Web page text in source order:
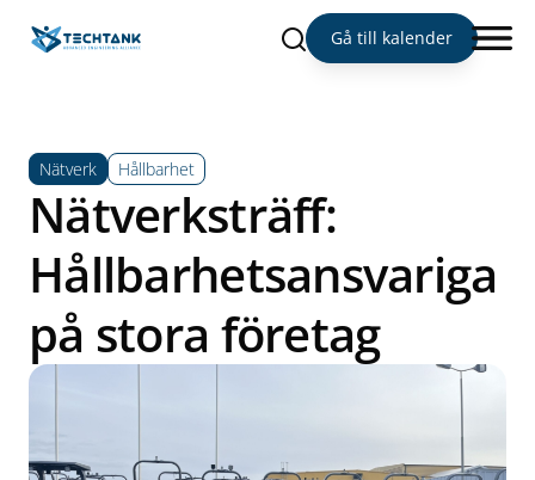
Sök Gå till kalender
Nätverk Hållbarhet
Nätverksträff:
Hållbarhetsansvariga
på stora företag